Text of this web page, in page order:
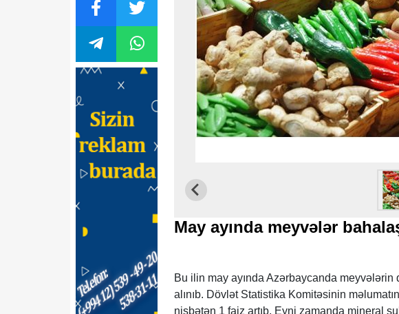
May ayında meyvələr
Bu ilin may ayında Azərbaycanda
alınıb. Dövlət Statistika Komitəsinin
nisbətən 1 faiz artıb. Eyni zamanda mineral